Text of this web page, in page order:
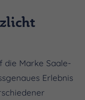
die Marke Saale-
Erlebnis